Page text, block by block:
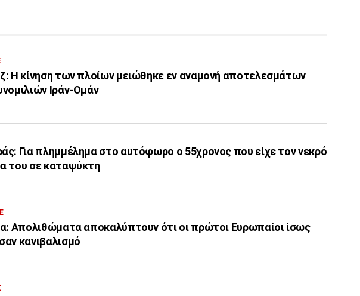
Η κίνηση των πλοίων μειώθηκε εν αναμονή αποτελεσμάτων
Ιράν-Ομάν
Για πλημμέλημα στο αυτόφωρο ο 55χρονος που είχε τον νεκρό
του σε καταψύκτη
Απολιθώματα αποκαλύπτουν ότι οι πρώτοι Ευρωπαίοι ίσως
κανιβαλισμό